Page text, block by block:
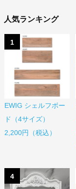
人気ランキング
1
EWIG シェルフボー
ド（4サイズ）
2,200円（税込）
4